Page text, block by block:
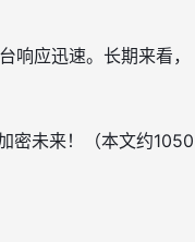
响应迅速。长期来看，
密未来！（本文约1050